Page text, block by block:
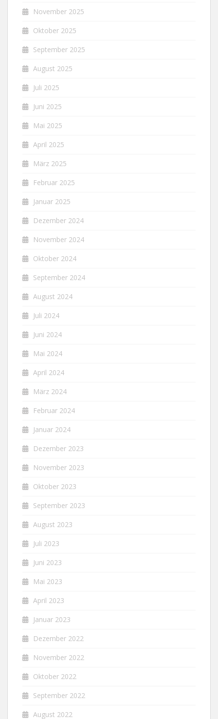
November 2025
Oktober 2025
September 2025
August 2025
Juli 2025
Juni 2025
Mai 2025
April 2025
März 2025
Februar 2025
Januar 2025
Dezember 2024
November 2024
Oktober 2024
September 2024
August 2024
Juli 2024
Juni 2024
Mai 2024
April 2024
März 2024
Februar 2024
Januar 2024
Dezember 2023
November 2023
Oktober 2023
September 2023
August 2023
Juli 2023
Juni 2023
Mai 2023
April 2023
Januar 2023
Dezember 2022
November 2022
Oktober 2022
September 2022
August 2022